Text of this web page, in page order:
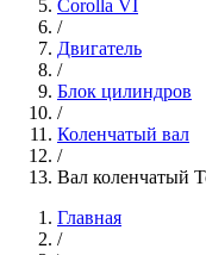
Corolla VI
/
Двигатель
/
Блок цилиндров
/
Коленчатый вал
/
Вал коленчатый
Главная
/